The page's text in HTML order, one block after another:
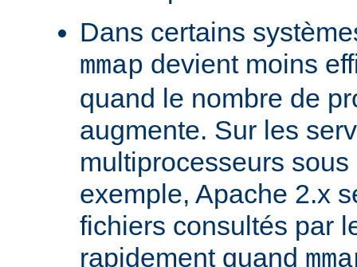
Dans certains
mmap devient moins
quand le nombre de
augmente. Sur les
multiprocesseurs
exemple, Apache 2.x
fichiers consultés par
rapidement quand